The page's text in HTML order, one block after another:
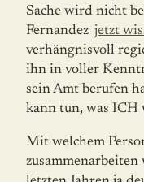
Sache wird nicht
Fernandez jetzt
verhängnisvoll
ihn in voller
sein Amt berufen
kann tun, was ICH
Mit welchem